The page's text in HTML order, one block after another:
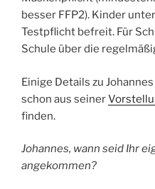
besser FFP2). Kinder
Testpflicht befreit. Für
Schule über die
Einige Details zu
schon aus seiner
finden.
Johannes, wann seid Ihr
angekommen?